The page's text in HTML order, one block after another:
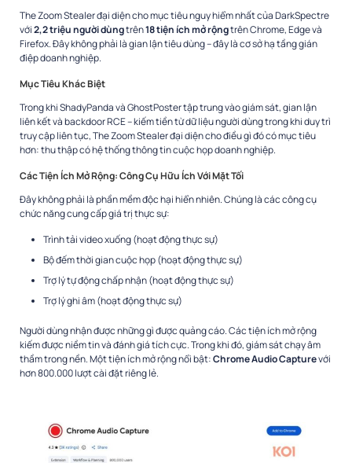
The Zoom Stealer đại diện cho mục tiêu nguy hiểm nhất của DarkSpectre
với2,2 triệu người dùngtrên18 tiện ích mở rộngtrên Chrome, Edge và
Firefox. Đây không phải là gian lận tiêu dùng – đây là cơ sở hạ tầng gián
điệp doanh nghiệp.​
Mục Tiêu Khác Biệt
Trong khi ShadyPanda và GhostPoster tập trung vào giám sát, gian lận
liên kết và backdoor RCE – kiếm tiền từ dữ liệu người dùng trong khi duy trì
truy cập liên tục, The Zoom Stealer đại diện cho điều gì đó có mục tiêu
hơn: thu thập có hệ thống thông tin cuộc họp doanh nghiệp.​
Các Tiện Ích Mở Rộng: Công Cụ Hữu Ích Với Mặt Tối
Đây không phải là phần mềm độc hại hiển nhiên. Chúng là các công cụ
chức năng cung cấp giá trị thực sự:​
Trình tải video xuống (hoạt động thực sự)
Bộ đếm thời gian cuộc họp (hoạt động thực sự)
Trợ lý tự động chấp nhận (hoạt động thực sự)
Trợ lý ghi âm (hoạt động thực sự)
Người dùng nhận được những gì được quảng cáo. Các tiện ích mở rộng
kiếm được niềm tin và đánh giá tích cực. Trong khi đó, giám sát chạy âm
thầm trong nền. Một tiện ích mở rộng nổi bật:Chrome Audio Capturevới
hơn 800.000 lượt cài đặt riêng lẻ.​